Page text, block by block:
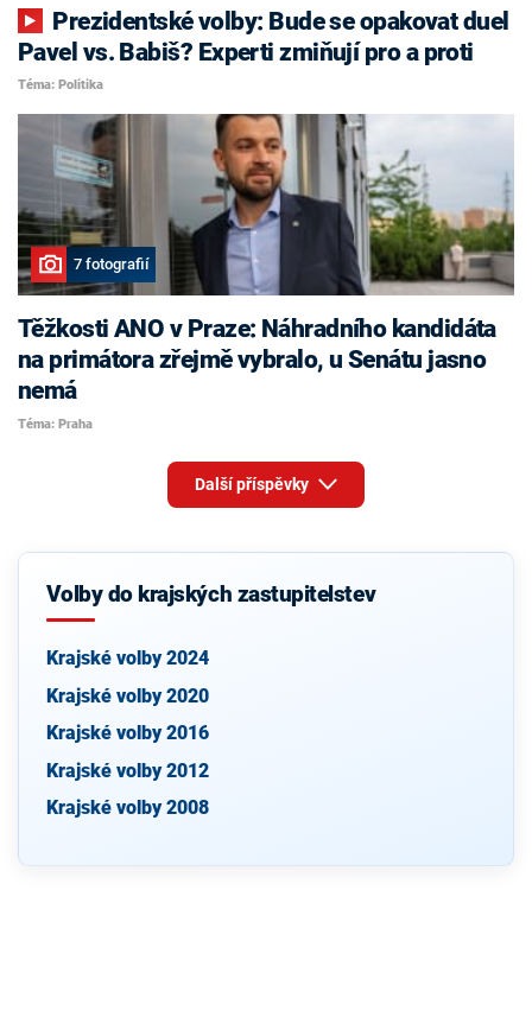
Pavel vs. Babiš? Experti zmiňují pro a proti
Téma: Politika
7 fotografií
Těžkosti ANO v Praze: Náhradního kandidáta
na primátora zřejmě vybralo, u Senátu jasno
nemá
Téma: Praha
Další příspěvky
Volby do krajských zastupitelstev
Krajské volby 2024
Krajské volby 2020
Krajské volby 2016
Krajské volby 2012
Krajské volby 2008